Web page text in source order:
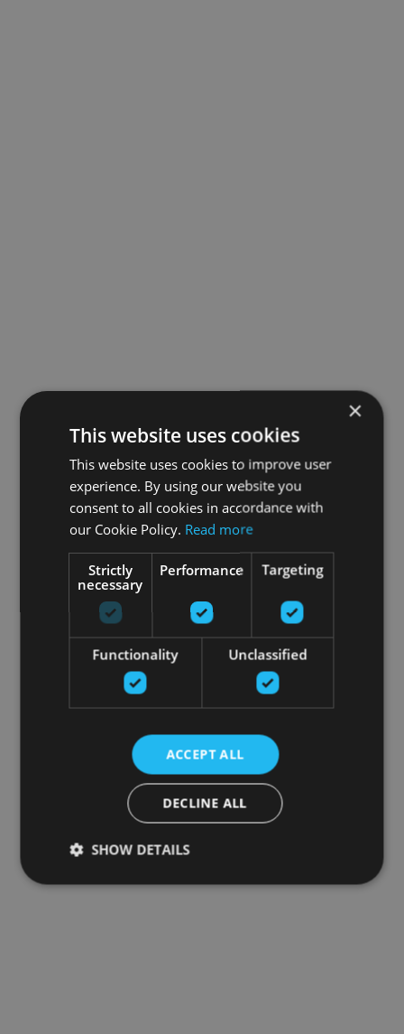
×
This website uses cookies
This website uses cookies to improve user
experience. By using our website you
consent to all cookies in accordance with
our Cookie Policy. Read more
Strictly
necessary
Performance Targeting
Functionality Unclassified
ACCEPT ALL
DECLINE ALL
SHOW DETAILS